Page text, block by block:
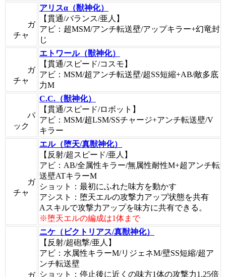
ガ
チャ
アリスα（獣神化）
【貫通/バランス/亜人】
アビ：超MSM/アンチ転送壁/アップキラー+幻竜封
じ
ガ
チャ
エトワール（獣神化）
【貫通/スピード/コスモ】
アビ：MSM/超アンチ転送壁/超SS短縮+AB/敵多底
力M
パ
ック
C.C.（獣神化）
【貫通/スピード/ロボット】
アビ：MSM/超LSM/SSチャージ+アンチ転送壁/V
キラー
ガ
チャ
エル（堕天/真獣神化）
【反射/超スピード/亜人】
アビ：AB/全属性キラー/無属性耐性M+超アンチ転
送壁ATキラーM
ショット：最初にふれた味方を動かす
アシスト：堕天エルの攻撃力アップ状態を共有
Aスキルで攻撃力アップを味方に共有できる。
※堕天エルの編成は1体まで
ニケ（ビクトリアス/真獣神化）
【反射/超砲撃/亜人】
アビ：水属性キラーM/リジェネM/壁SS短縮/超ア
ンチ転送壁
ショット：停止後に近くの味方1体の攻撃力1.25倍